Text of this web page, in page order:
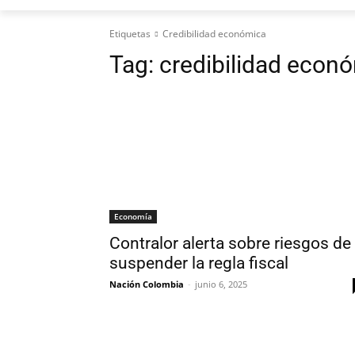
Etiquetas Credibilidad económica
Tag: credibilidad
Economía
Contralor alerta sobre riesgos de
suspender la regla fiscal
Nación Colombia - junio 6, 2025